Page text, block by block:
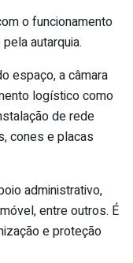
o funcionamento
autarquia.
espaço, a câmara
logístico como
de rede
cones e placas
administrativo,
entre outros. É
e proteção